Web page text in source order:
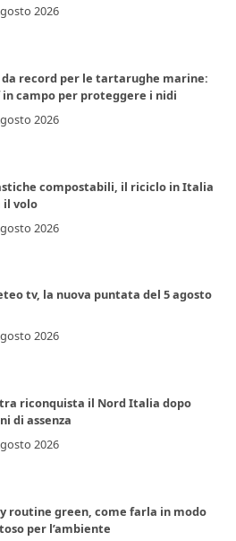
2026
da record per le tartarughe marine:
in campo per proteggere i nidi
2026
compostabili, il riciclo in Italia
il volo
2026
tv, la nuova puntata del 5 agosto
2026
riconquista il Nord Italia dopo
di assenza
2026
routine green, come farla in modo
per l’ambiente